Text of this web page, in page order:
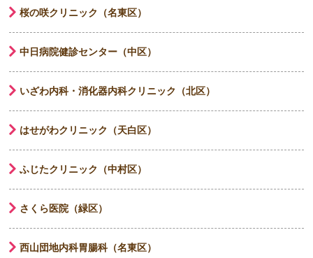
桜の咲クリニック（名東区）
中日病院健診センター（中区）
いざわ内科・消化器内科クリニック（北区）
はせがわクリニック（天白区）
ふじたクリニック（中村区）
さくら医院（緑区）
西山団地内科胃腸科（名東区）